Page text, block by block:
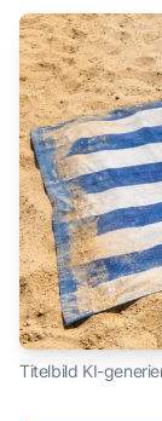
Titelbild KI-